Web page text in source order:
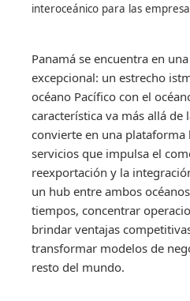
interoceánico para las
Panamá se encuentra en
excepcional: un estrecho
océano Pacífico con el
característica va más allá de
convierte en una
servicios que impulsa el
reexportación y la
un hub entre ambos
tiempos, concentrar
brindar ventajas
transformar modelos de
resto del mundo.